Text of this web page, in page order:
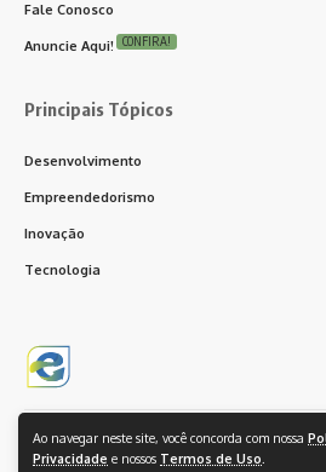
Ao navegar neste site, você concorda com nossa
Privacidade e nossos Termos de Uso
Fale Conosco
Anuncie Aqui! CONFIRA!
Principais Tópicos
Desenvolvimento
Empreendedorismo
Inovação
Tecnologia
© 2024 Empreenda CG. Feito
os Direitos